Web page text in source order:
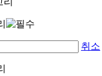
취소